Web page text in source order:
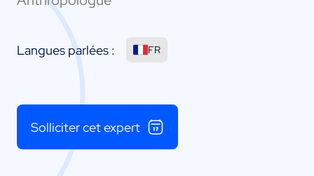
Langues parlées : FR
Solliciter cet expert